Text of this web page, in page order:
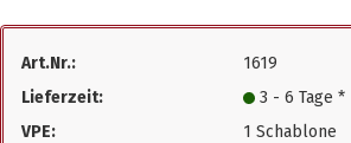
Art.Nr.:
1619
Lieferzeit:
3 - 6 Tage *
VPE:
1 Schablone